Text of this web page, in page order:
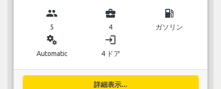
group
5
business_center
4
local_gas_station
ガソリン
miscellaneous_services
Automatic
login
4 ドア
詳細表示...